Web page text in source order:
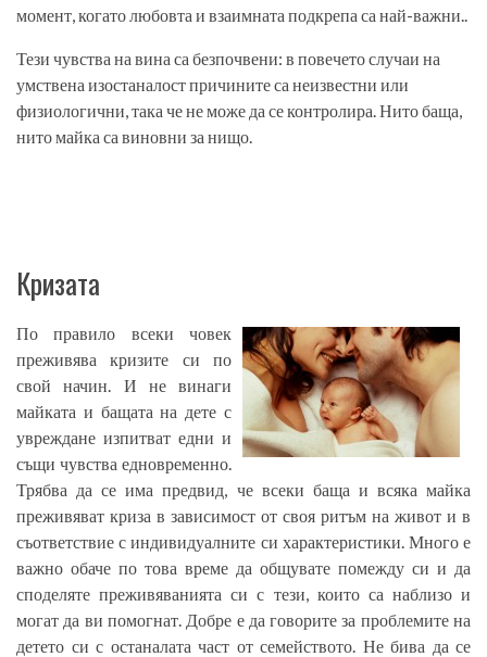
момент, когато любовта и взаимната подкрепа са най-важни..
Тези чувства на вина са безпочвени: в повечето случаи на
умствена изостаналост причините са неизвестни или
физиологични, така че не може да се контролира. Нито баща,
нито майка са виновни за нищо.
Кризата
По правило всеки човек
преживява кризите си по
свой начин. И не винаги
майката и бащата на дете с
увреждане изпитват едни и
същи чувства едновременно.
Трябва да се има предвид, че всеки баща и всяка майка
преживяват криза в зависимост от своя ритъм на живот и в
съответствие с индивидуалните си характеристики. Много е
важно обаче по това време да общувате помежду си и да
споделяте преживяванията си с тези, които са наблизо и
могат да ви помогнат. Добре е да говорите за проблемите на
детето си с останалата част от семейството. Не бива да се